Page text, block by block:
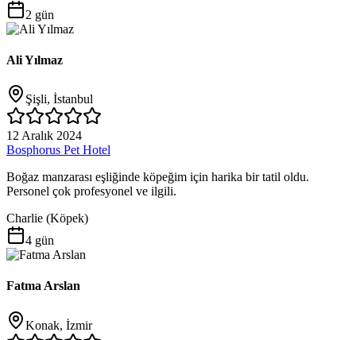
2 gün
Ali Yılmaz
Şişli, İstanbul
12 Aralık 2024
Bosphorus Pet Hotel
Boğaz manzarası eşliğinde köpeğim için harika bir tatil oldu.
Personel çok profesyonel ve ilgili.
Charlie (Köpek)
4 gün
Fatma Arslan
Konak, İzmir